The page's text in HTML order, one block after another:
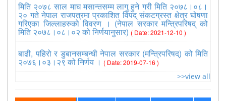
मिति २०७८ साल माघ मसान्तसम्म लागु हुने गरी मिति २०७८।०८।
२० गते नेपाल राजपत्रमा प्रकाशित विपद् संकटग्रस्त क्षेत्र घोषणा
गरिएका जिल्लाहरुको विवरण । (नेपाल सरकार मन्त्रिपरिषद् को
मिति २०७८।०८।०२ को निर्णयानुसार) ( Date: 2021-12-10 )
बाढी, पहिरो र डुबानसम्बन्धी नेपाल सरकार (मन्त्रिपरिषद्) को मिति
२०७६।०३।२९ को निर्णय । ( Date: 2019-07-16 )
>>view all